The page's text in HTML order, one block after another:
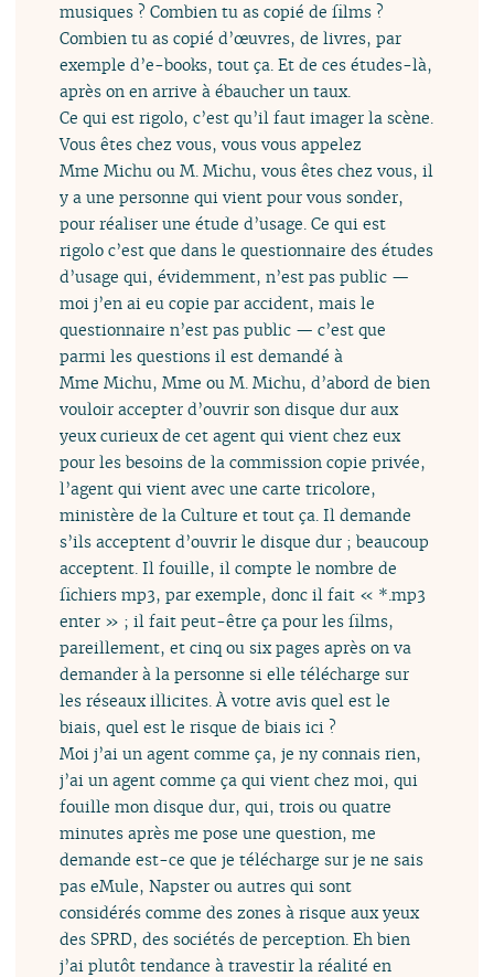
musiques ? Combien tu as copié de films ?
Combien tu as copié d’œuvres, de livres, par
exemple d’e-books, tout ça. Et de ces études-là,
après on en arrive à ébaucher un taux.
Ce qui est rigolo, c’est qu’il faut imager la scène.
Vous êtes chez vous, vous vous appelez
Mme Michu ou M. Michu, vous êtes chez vous, il
y a une personne qui vient pour vous sonder,
pour réaliser une étude d’usage. Ce qui est
rigolo c’est que dans le questionnaire des études
d’usage qui, évidemment, n’est pas public —
moi j’en ai eu copie par accident, mais le
questionnaire n’est pas public — c’est que
parmi les questions il est demandé à
Mme Michu, Mme ou M. Michu, d’abord de bien
vouloir accepter d’ouvrir son disque dur aux
yeux curieux de cet agent qui vient chez eux
pour les besoins de la commission copie privée,
l’agent qui vient avec une carte tricolore,
ministère de la Culture et tout ça. Il demande
s’ils acceptent d’ouvrir le disque dur ; beaucoup
acceptent. Il fouille, il compte le nombre de
fichiers mp3, par exemple, donc il fait « *.mp3
enter » ; il fait peut-être ça pour les films,
pareillement, et cinq ou six pages après on va
demander à la personne si elle télécharge sur
les réseaux illicites. À votre avis quel est le
biais, quel est le risque de biais ici ?
Moi j’ai un agent comme ça, je ny connais rien,
j’ai un agent comme ça qui vient chez moi, qui
fouille mon disque dur, qui, trois ou quatre
minutes après me pose une question, me
demande est-ce que je télécharge sur je ne sais
pas eMule, Napster ou autres qui sont
considérés comme des zones à risque aux yeux
des SPRD, des sociétés de perception. Eh bien
j’ai plutôt tendance à travestir la réalité en